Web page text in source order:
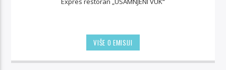
VIŠE O EMISIJI